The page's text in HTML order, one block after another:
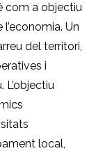
com a objectiu
Un
del territori,
i
L’objectiu
local,